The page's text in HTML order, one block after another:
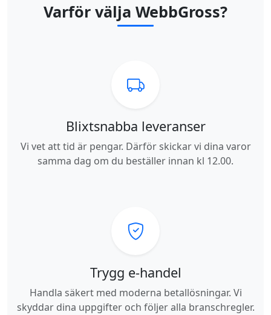
Varför välja WebbGross?
Blixtsnabba leveranser
Vi vet att tid är pengar. Därför skickar vi dina varor
samma dag om du beställer innan kl 12.00.
Trygg e-handel
Handla säkert med moderna betallösningar. Vi
skyddar dina uppgifter och följer alla branschregler.